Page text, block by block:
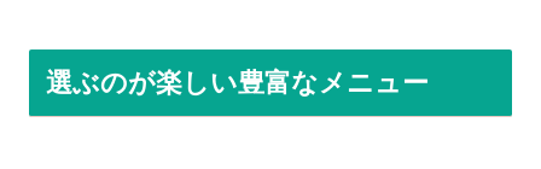
選ぶのが楽しい豊富なメニュー